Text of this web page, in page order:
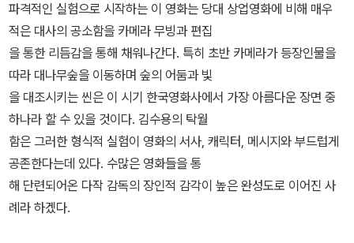
파격적인 실험으로 시작하는 이 영화는 당대 상업영화에 비해 매우
적은 대사의 공소함을 카메라 무빙과 편집
을 통한 리듬감을 통해 채워나간다. 특히 초반 카메라가 등장인물을
따라 대나무숲을 이동하며 숲의 어둠과 빛
을 대조시키는 씬은 이 시기 한국영화사에서 가장 아름다운 장면 중
하나라 할 수 있을 것이다. 김수용의 탁월
함은 그러한 형식적 실험이 영화의 서사, 캐릭터, 메시지와 부드럽게
공존한다는데 있다. 수많은 영화들을 통
해 단련되어온 다작 감독의 장인적 감각이 높은 완성도로 이어진 사
례라 하겠다.